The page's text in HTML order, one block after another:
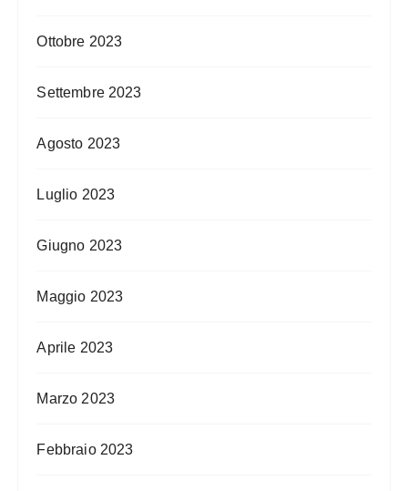
Ottobre 2023
Settembre 2023
Agosto 2023
Luglio 2023
Giugno 2023
Maggio 2023
Aprile 2023
Marzo 2023
Febbraio 2023